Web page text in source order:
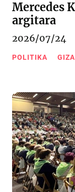
Mercedes
argitara
2026/07/24
POLITIKA